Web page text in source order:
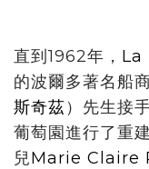
直到1962年， La
的波爾多著名
斯奇茲）先生接
葡萄園進行了重
兒Marie Claire